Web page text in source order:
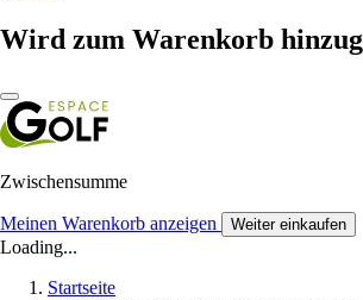
Wird zum Warenkorb
Zwischensumme
Meinen Warenkorb anzeigen Weiter einkaufen
Loading...
Startseite